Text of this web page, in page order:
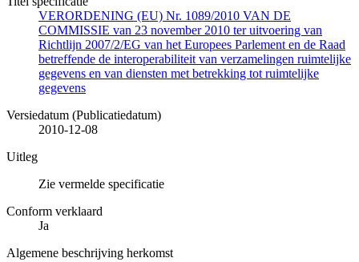
VERORDENING (EU) Nr. 1089/2010 VAN DE
COMMISSIE van 23 november 2010 ter uitvoering van
Richtlijn 2007/2/EG van het Europees Parlement en de Raad
betreffende de interoperabiliteit van verzamelingen ruimtelijke
gegevens en van diensten met betrekking tot ruimtelijke
gegevens
Versiedatum (Publicatiedatum)
2010-12-08
Uitleg
Zie vermelde specificatie
Conform verklaard
Ja
Algemene beschrijving herkomst